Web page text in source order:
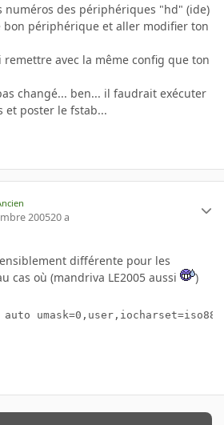
numéros des périphériques "hd" (ide)
bon périphérique et aller modifier ton
avec la même config que ton
changé... ben... il faudrait exécuter
et poster le fstab...
200520 a
différente pour les
cas où (mandriva LE2005 aussi
)